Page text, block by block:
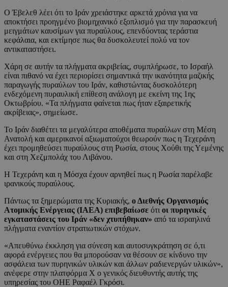
Ο Έβελεθ λέει ότι το Ιράν χρειάστηκε αρκετά χρόνια για να
αποκτήσει προηγμένο βιομηχανικό εξοπλισμό για την παρασκευή
μειγμάτων καυσίμων για πυραύλους, επενδύοντας τεράστια
κεφάλαια, και εκτίμησε πως θα δυσκολευτεί πολύ να τον
αντικαταστήσει.
Χάρη σε αυτήν τα πλήγματα ακριβείας, συμπλήρωσε, το Ισραήλ
είναι πιθανό να έχει περιορίσει σημαντικά την ικανότητα μαζικής
παραγωγής πυραύλων του Ιράν, καθιστώντας δυσκολότερη
ενδεχόμενη πυραυλική επίθεση ανάλογη με εκείνη της 1ης
Οκτωβρίου. «Τα πλήγματα φαίνεται πως ήταν εξαιρετικής
ακρίβειας», σημείωσε.
Το Ιράν διαθέτει τα μεγαλύτερα αποθέματα πυραύλων στη Μέση
Ανατολή και αμερικανοί αξιωματούχοι θεωρούν πως η Τεχεράνη
έχει προμηθεύσει πυραύλους στη Ρωσία, στους Χούθι της Υεμένης
και στη Χεζμπολάχ του Λιβάνου.
Η Τεχεράνη και η Μόσχα έχουν αρνηθεί πως η Ρωσία παρέλαβε
ιρανικούς πυραύλους.
Πάντως τα ξημερώματα της Κυριακής, ο Διεθνής Οργανισμός
Ατομικής Ενέργειας (ΙΑΕΑ) επιβεβαίωσε ότι οι πυρηνικές
εγκαταστάσεις του Ιράν «δεν χτυπήθηκαν» από τα ισραηλινά
πλήγματα εναντίον στρατιωτικών στόχων.
«Απευθύνω έκκληση για σύνεση και αυτοσυγκράτηση σε ό,τι
αφορά ενέργειες που θα μπορούσαν να θέσουν σε κίνδυνο την
ασφάλεια των πυρηνικών υλικών και άλλων ραδιενεργών υλικών»,
ανέφερε στην πλατφόρμα Χ ο γενικός διευθυντής αυτής της
υπηρεσίας του ΟΗΕ Ραφαέλ Γκρόσι.